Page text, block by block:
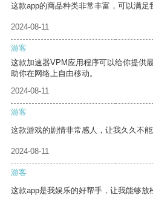
这款app的商品种类非常丰富，可以满足
2024-08-11
游客
这款加速器VPM应用程序可以给你提供
助你在网络上自由移动。
2024-08-11
游客
这款游戏的剧情非常感人，让我久久不能
2024-08-11
游客
这款app是我娱乐的好帮手，让我能够放